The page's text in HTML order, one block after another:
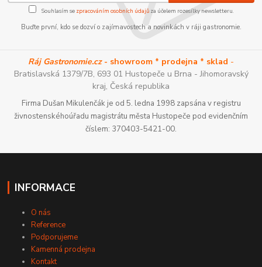
Souhlasím se zpracováním osobních údajůza účelem rozesílky newsletteru.
Buďte první, kdo se dozví o zajímavostech a novinkách v ráji gastronomie.
Ráj Gastronomie.cz- showroom * prodejna * sklad -
Bratislavská 1379/7B, 693 01 Hustopeče u Brna - Jihomoravský
kraj, Česká republika
Firma Dušan Mikulenčák je od 5. ledna 1998 zapsána v registru
živnostenskéhoúřadu magistrátu města Hustopeče pod evidenčním
číslem: 370403-5421-00.
INFORMACE
O nás
Reference
Podporujeme
Kamenná prodejna
Kontakt